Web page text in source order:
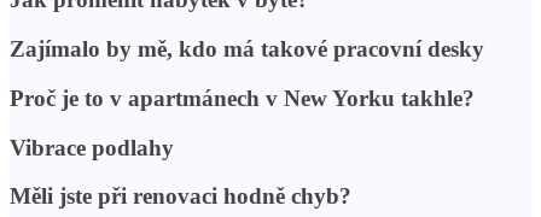
Zajímalo by mě, kdo má takové pracovní desky
Proč je to v apartmánech v New Yorku takhle?
Vibrace podlahy
Měli jste při renovaci hodně chyb?